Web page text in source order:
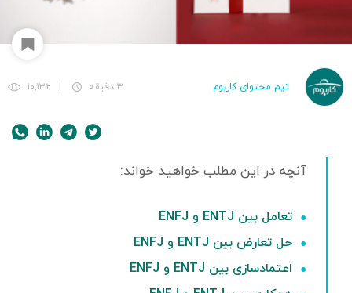
تیم محتوای کاربوم ۳ دقیقه ۱۰,۱۳۲
تعامل بین ENTJ و ENFJ
حل تعارض بین ENTJ و ENFJ
اعتمادسازی بین ENTJ و ENFJ